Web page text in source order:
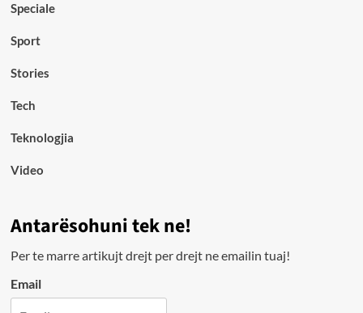
Speciale
Sport
Stories
Tech
Teknologjia
Video
Antarësohuni tek ne!
Per te marre artikujt drejt per drejt ne emailin tuaj!
Email